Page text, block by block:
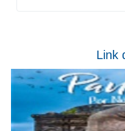
Link